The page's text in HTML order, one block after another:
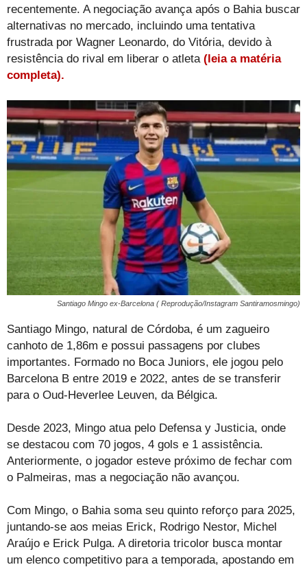
recentemente. A negociação avança após o Bahia buscar
alternativas no mercado, incluindo uma tentativa
frustrada por Wagner Leonardo, do Vitória, devido à
resistência do rival em liberar o atleta (leia a matéria
completa).
Santiago Mingo ex-Barcelona ( Reprodução/Instagram Santiramosmingo)
Santiago Mingo, natural de Córdoba, é um zagueiro
canhoto de 1,86m e possui passagens por clubes
importantes. Formado no Boca Juniors, ele jogou pelo
Barcelona B entre 2019 e 2022, antes de se transferir
para o Oud-Heverlee Leuven, da Bélgica.
Desde 2023, Mingo atua pelo Defensa y Justicia, onde
se destacou com 70 jogos, 4 gols e 1 assistência.
Anteriormente, o jogador esteve próximo de fechar com
o Palmeiras, mas a negociação não avançou.
Com Mingo, o Bahia soma seu quinto reforço para 2025,
juntando-se aos meias Erick, Rodrigo Nestor, Michel
Araújo e Erick Pulga. A diretoria tricolor busca montar
um elenco competitivo para a temporada, apostando em